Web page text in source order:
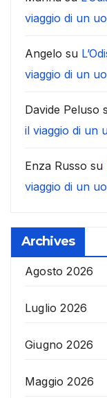
viaggio di un
Angelo su
viaggio di un
Davide Peluso
il viaggio di un
Enza Russo su
viaggio di un
Archives
Agosto 2026
Luglio 2026
Giugno 2026
Maggio 2026